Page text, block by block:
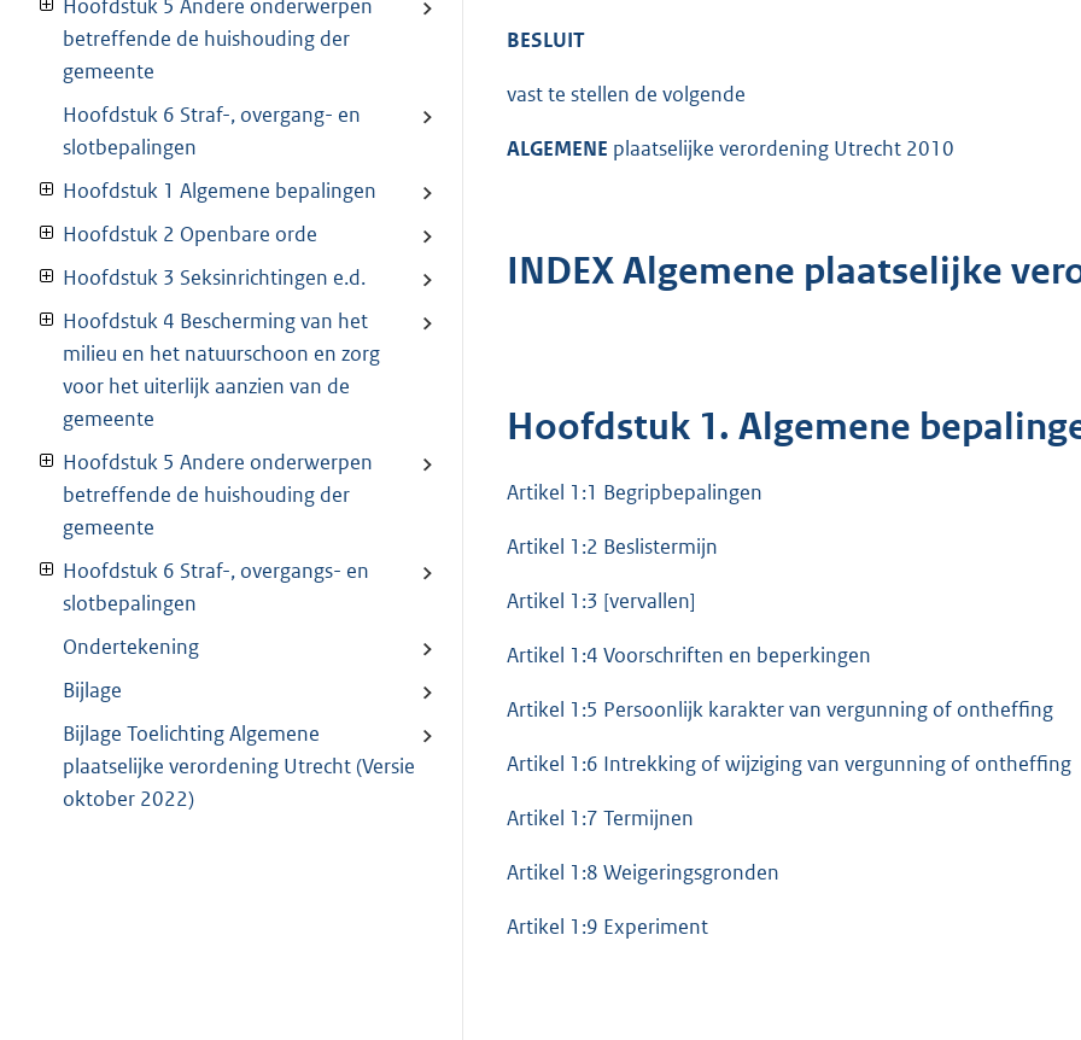
Hoofdstuk 5 Andere onderwerpen
betreffende de huishouding der
gemeente
Hoofdstuk 6 Straf-, overgang- en
slotbepalingen
Hoofdstuk 1 Algemene bepalingen
Hoofdstuk 2 Openbare orde
Hoofdstuk 3 Seksinrichtingen e.d.
Hoofdstuk 4 Bescherming van het
milieu en het natuurschoon en zorg
voor het uiterlijk aanzien van de
gemeente
Hoofdstuk 5 Andere onderwerpen
betreffende de huishouding der
gemeente
Hoofdstuk 6 Straf-, overgangs- en
slotbepalingen
Ondertekening
Bijlage
Bijlage Toelichting Algemene
plaatselijke verordening Utrecht (Versie
oktober 2022)
BESLUIT
vast te stellen de volgende
ALGEMENE plaatselijke verordening Utrecht 2010
INDEX Algemene plaatselijke
Hoofdstuk 1. Algemene
Artikel 1:1 Begripbepalingen
Artikel 1:2 Beslistermijn
Artikel 1:3 [vervallen]
Artikel 1:4 Voorschriften en beperkingen
Artikel 1:5 Persoonlijk karakter van vergunning of ontheffing
Artikel 1:6 Intrekking of wijziging van vergunning of ontheffing
Artikel 1:7 Termijnen
Artikel 1:8 Weigeringsgronden
Artikel 1:9 Experiment